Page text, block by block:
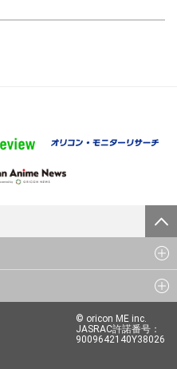
© oricon ME inc.
JASRAC許諾番号：
9009642140Y38026